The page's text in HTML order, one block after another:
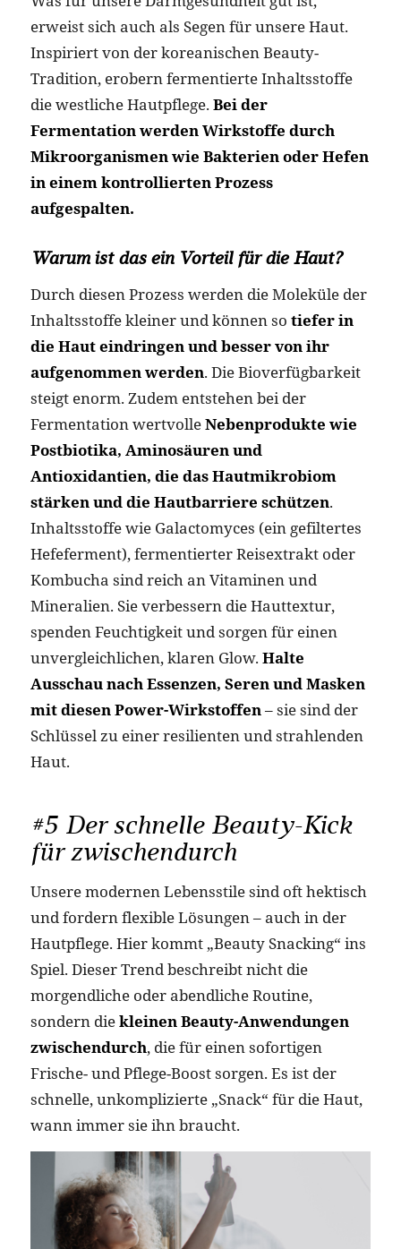
erweist sich auch als Segen für unsere Haut.
Inspiriert von der koreanischen Beauty-
Tradition, erobern fermentierte Inhaltsstoffe
die westliche Hautpflege. Bei der
Fermentation werden Wirkstoffe durch
Mikroorganismen wie Bakterien oder Hefen
in einem kontrollierten Prozess
aufgespalten.
Warum ist das ein Vorteil für die Haut?
Durch diesen Prozess werden die Moleküle der
Inhaltsstoffe kleiner und können so tiefer in
die Haut eindringen und besser von ihr
aufgenommen werden. Die Bioverfügbarkeit
steigt enorm. Zudem entstehen bei der
Fermentation wertvolleNebenprodukte wie
Postbiotika, Aminosäuren und
Antioxidantien, die das Hautmikrobiom
stärken und die Hautbarriere schützen.
Inhaltsstoffe wie Galactomyces (ein gefiltertes
Hefeferment), fermentierter Reisextrakt oder
Kombucha sind reich an Vitaminen und
Mineralien. Sie verbessern die Hauttextur,
spenden Feuchtigkeit und sorgen für einen
unvergleichlichen, klaren Glow. Halte
Ausschau nach Essenzen, Seren und Masken
mit diesen Power-Wirkstoffen– sie sind der
Schlüssel zu einer resilienten und strahlenden
Haut.
#5 Der schnelle Beauty-Kick
für zwischendurch
Unsere modernen Lebensstile sind oft hektisch
und fordern flexible Lösungen – auch in der
Hautpflege. Hier kommt „Beauty Snacking“ ins
Spiel. Dieser Trend beschreibt nicht die
morgendliche oder abendliche Routine,
sondern diekleinen Beauty-Anwendungen
zwischendurch, die für einen sofortigen
Frische- und Pflege-Boost sorgen. Es ist der
schnelle, unkomplizierte „Snack“ für die Haut,
wann immer sie ihn braucht.